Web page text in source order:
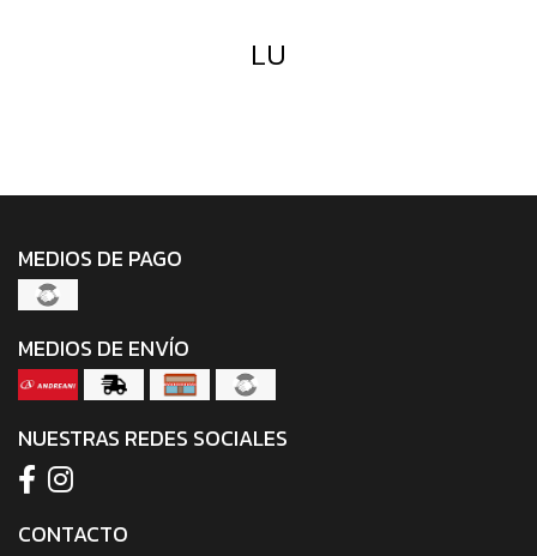
LU
MEDIOS DE PAGO
MEDIOS DE ENVÍO
NUESTRAS REDES SOCIALES
CONTACTO